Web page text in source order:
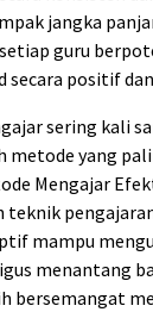
jangka
guru
secara positif
sering kali
yang
Mengajar
teknik
mampu
menantang